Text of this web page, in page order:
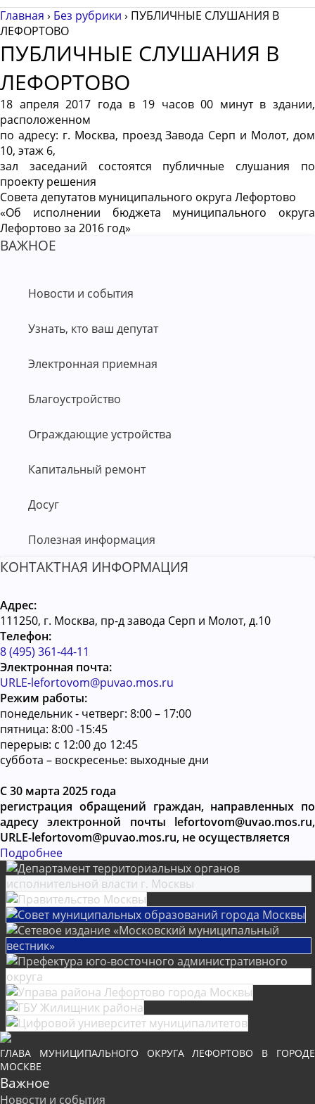
Главная › Без рубрики › ПУБЛИЧНЫЕ СЛУШАНИЯ В
ЛЕФОРТОВО
ПУБЛИЧНЫЕ СЛУШАНИЯ В
ЛЕФОРТОВО
18 апреля 2017 года в 19 часов 00 минутв здании,
расположенном
по адресу: г. Москва, проезд Завода Серп и Молот, дом
10, этаж 6,
зал заседаний состоятся публичные слушания по
проекту решения
Совета депутатов муниципального округа Лефортово
«Об исполнении бюджета муниципального округа
Лефортово за 2016 год»
ВАЖНОЕ
Новости и события
Узнать, кто ваш депутат
Электронная приемная
Благоустройство
Ограждающие устройства
Капитальный ремонт
Досуг
Полезная информация
КОНТАКТНАЯ ИНФОРМАЦИЯ
Адрес:
111250, г. Москва, пр-д завода Серп и Молот, д.10
Телефон:
8 (495) 361-44-11
Электронная почта:
URLE-lefortovom@puvao.mos.ru
Режим работы:
понедельник - четверг: 8:00 – 17:00
пятница: 8:00 -15:45
перерыв: с 12:00 до 12:45
суббота – воскресенье: выходные дни
С 30 марта 2025 года
регистрация обращений граждан, направленных по
адресу электронной почты lefortovom@uvao.mos.ru,
URLE-lefortovom@puvao.mos.ru, не осуществляется
Подробнее
ГЛАВА МУНИЦИПАЛЬНОГО ОКРУГА ЛЕФОРТОВО В ГОРОДЕ
МОСКВЕ
Важное
Новости и события